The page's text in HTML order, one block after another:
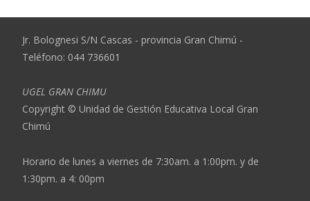
Jr. Bolognesi S/N Cascas - provincia Gran Chimú -
Teléfono: 044 736601
UGEL GRAN CHIMU
Copyright © Unidad de Gestión Educativa Local Gran
Chimú
Horario de lunes a viernes de 7:30am. a 1:00pm. y de
1:30pm. a 4: 00pm